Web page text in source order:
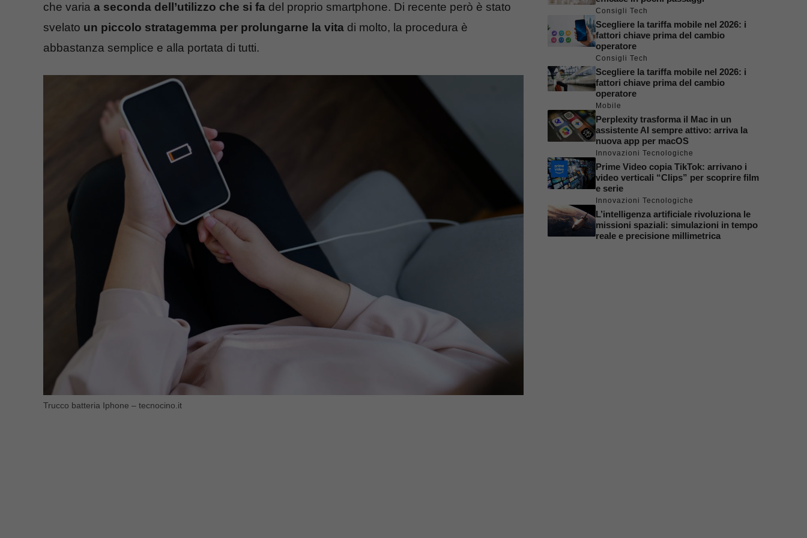
che varia a seconda dell’utilizzo che si fa del proprio smartphone. Di recente però è stato
svelato un piccolo stratagemma per prolungarne la vita di molto, la procedura è
abbastanza semplice e alla portata di tutti.
Trucco batteria Iphone – tecnocino.it
Consigli Tech
Scegliere la tariffa mobile nel 2026: i
fattori chiave prima del cambio
operatore
Consigli Tech
Scegliere la tariffa mobile nel 2026: i
fattori chiave prima del cambio
operatore
Mobile
Perplexity trasforma il Mac in un
assistente AI sempre attivo: arriva la
nuova app per macOS
Innovazioni Tecnologiche
Prime Video copia TikTok: arrivano i
video verticali “Clips” per scoprire film
e serie
Innovazioni Tecnologiche
L’intelligenza artificiale rivoluziona le
missioni spaziali: simulazioni in tempo
reale e precisione millimetrica